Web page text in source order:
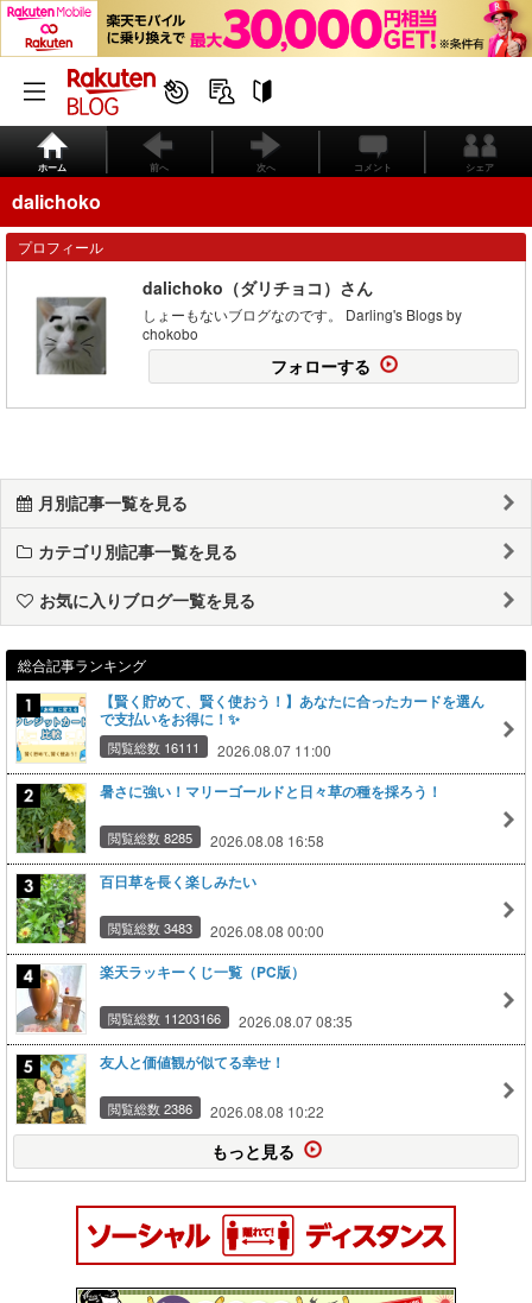
ホーム 前へ 次へ コメント シェア
dalichoko
プロフィール
dalichoko（ダリチョコ）さん
しょーもないブログなのです。 Darling's Blogs by
chokobo
フォローする
月別記事一覧を見る
カテゴリ別記事一覧を見る
お気に入りブログ一覧を見る
総合記事ランキング
【賢く貯めて、賢く使おう！】あなたに合ったカードを選ん
で支払いをお得に！✨
閲覧総数 16111 2026.08.07 11:00
暑さに強い！マリーゴールドと日々草の種を採ろう！
閲覧総数 8285 2026.08.08 16:58
百日草を長く楽しみたい
閲覧総数 3483 2026.08.08 00:00
楽天ラッキーくじ一覧（PC版）
閲覧総数 11203166 2026.08.07 08:35
友人と価値観が似てる幸せ！
閲覧総数 2386 2026.08.08 10:22
もっと見る